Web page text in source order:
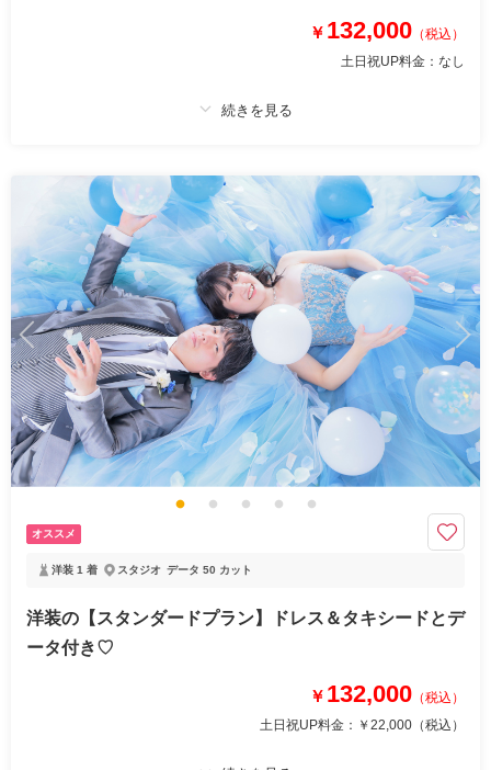
金沢市 スタジオ 主計町 （石
￥ 132,000 （税込）
土日祝UP料金： なし
撮影料 新婦衣装1着 新郎衣装1着
着付け ヘアメイク
アルバム データ 100 カット 台紙付写真
衣装追加 会食
家族と撮影 家族用衣装レンタル ペットと撮影
その他含むもの
プラン内での撮影可能なオールインプランです ▽無料セット▲専用スタジ
オ撮影/アクセサリー/ヘッドドレス//ロングベール/ブーケ&ブートニア/靴/
ワイシャツ/ネクタイ/カフス/アテンドスタッフ
家族写真をお子様と一緒に残したい方へゆったりとしたお時間で撮影が叶
撮影後もお子様の記念日写真の特別特典有
土日料金アップも無料でご家族のご都合で撮影可能！
このプランで撮影可能な撮影レポート
スタジオ、金澤モリス教会、卯辰山
オススメ
洋装 1 着 スタジオ データ 50 カット
洋装の【スタンダードプラン】ドレス＆タキシードとデ
ータ付き♡
￥ 132,000 （税込）
土日祝UP料金： ￥22,000 （税込）